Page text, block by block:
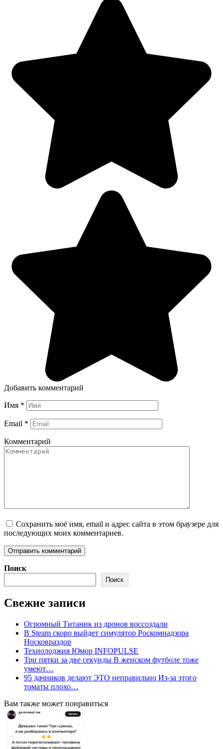
Добавить комментарий
Имя *
Email *
Комментарий
Сохранить моё имя, email и адрес сайта в этом браузере для
последующих моих комментариев.
Поиск
Поиск
Свежие записи
Огромный Титаник из дронов воссоздали
В Steam скоро выйдет симулятор Роскомнадзора
Носковраздор
Технолоджия Юмор INFOPULSE
Три пятки за две секунды В женском футболе тоже
умеют…
95 дачников делают ЭТО неправильно Из-за этого
томаты плохо…
Вам также может понравиться